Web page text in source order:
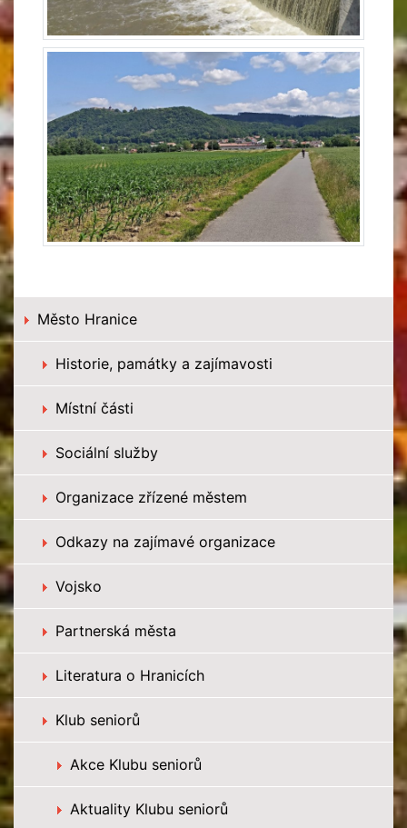
Město Hranice
Historie, památky a zajímavosti
Místní části
Sociální služby
Organizace zřízené městem
Odkazy na zajímavé organizace
Vojsko
Partnerská města
Literatura o Hranicích
Klub seniorů
Akce Klubu seniorů
Aktuality Klubu seniorů